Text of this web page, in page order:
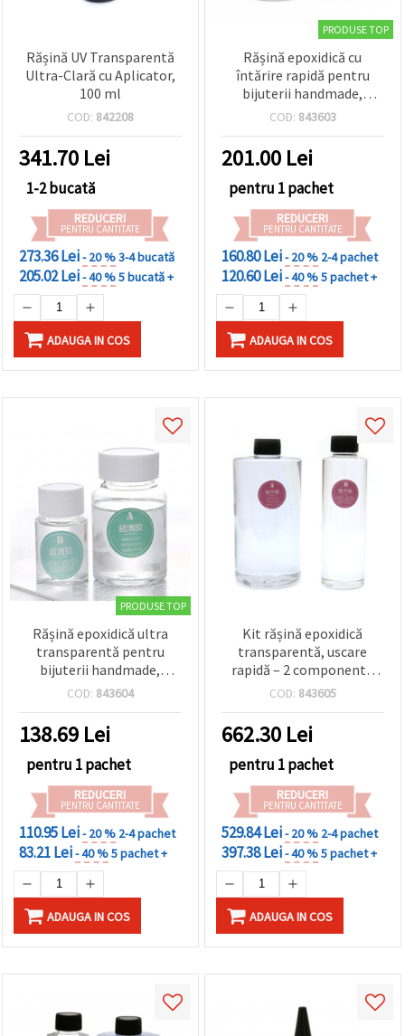
Rășină UV Transparentă
Ultra-Clară cu Aplicator,
100 ml
COD: 842208
341.70 Lei
1-2 bucată
REDUCERI
PENTRU CANTITATE
273.36 Lei- 20 %3-4 bucată
205.02 Lei- 40 %5 bucată +
ADAUGA IN COS
PRODUSE TOP
Rășină epoxidică cu
întărire rapidă pentru
bijuterii handmade,
bicomponentă, raport 3:1
COD: 843603
201.00 Lei
pentru 1 pachet
REDUCERI
PENTRU CANTITATE
160.80 Lei- 20 % 2-4 pachet
120.60 Lei- 40 %5 pachet +
ADAUGA IN COS
PRODUSE TOP
Rășină epoxidică ultra
transparentă pentru
bijuterii handmade,
bicomponentă clasa AAA,
g) – 100 g
COD: 843604
138.69 Lei
pentru 1 pachet
REDUCERI
PENTRU CANTITATE
110.95 Lei- 20 % 2-4 pachet
83.21 Lei- 40 %5 pachet +
ADAUGA IN COS
Kit rășină epoxidică
transparentă, uscare
rapidă – 2 componente
(3:1), 1 kg (A: 750 g + B:
turnare, acoperire și
lipire, bijuterii,
handmade, DIY și artă din
rășină
COD: 843605
662.30 Lei
pentru 1 pachet
REDUCERI
PENTRU CANTITATE
529.84 Lei- 20 % 2-4 pachet
397.38 Lei- 40 %5 pachet +
ADAUGA IN COS